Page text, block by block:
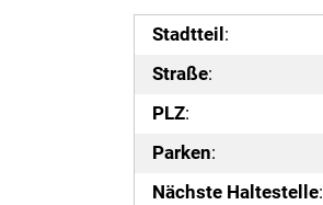
Stadtteil :
Straße:
PLZ:
Parken:
Nächste Haltestelle: